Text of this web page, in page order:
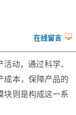
在线留言
动，通过科学、
成本，保障产品的
块则是构成这一系